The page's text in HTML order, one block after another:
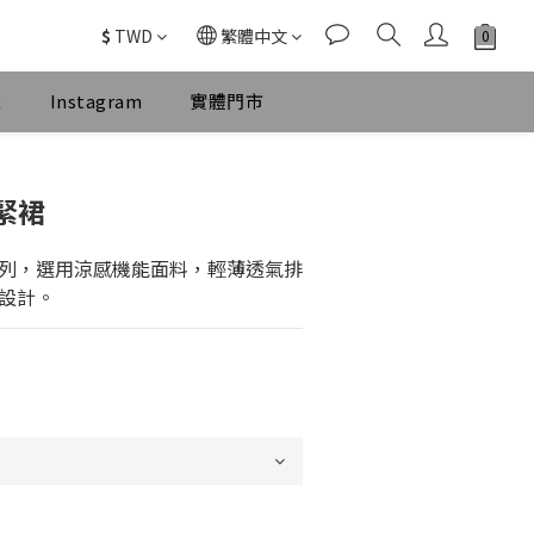
$ TWD 繁體中文
Instagram 實體門市
裙
，選用涼感機能面料，輕薄透氣排
計。